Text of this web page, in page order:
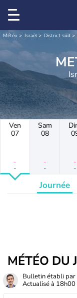
Météo Israël District sud
Ven
07
-
-
Sam
08
-
-
-
-
Journée
MÉTÉO DU
Bulletin établi par
Actualisé à 18h00